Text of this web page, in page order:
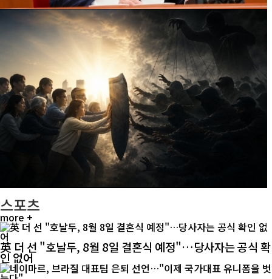
스포츠
more +
英 더 선 "호날두, 8월 8일 결혼식 예정"…당사자는 공식 확
인 없어